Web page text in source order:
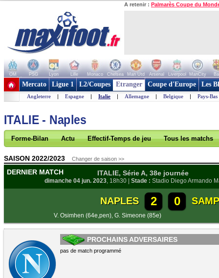
A retenir : Palmarès Coupe du
OM PSG Lyon Lille Monaco Chelsea Man Utd Arsenal Liverpool ManCity
+ de clubs
Mercato Ligue 1 L2/Coupes Etranger Coupe d'Europe Les
Angleterre | Espagne | Italie | Allemagne | Belgique | Pays-Bas
ITALIE - Naples
Forme-Bilan Actu Effectif-Temps de jeu Tous les matchs
SAISON 2022/2023 Changer de saison >>
DERNIER MATCH ITALIE, Série A, 38e journée
dimanche 04 jun. 2023, 18h30 | Stade : Stadio Diego Armando
NAPLES 2 0
V. Osimhen (64e,pen), G. Simeone (85e)
PROCHAINS ADVERSAIRES
pas de match programmé